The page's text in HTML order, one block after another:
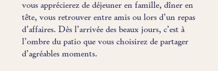
vous apprécierez de déjeuner en famille, dîner en
tête, vous retrouver entre amis ou lors d’un repas
d’affaires. Dès l’arrivée des beaux jours, c’est à
l’ombre du patio que vous choisirez de partager
d’agréables moments.